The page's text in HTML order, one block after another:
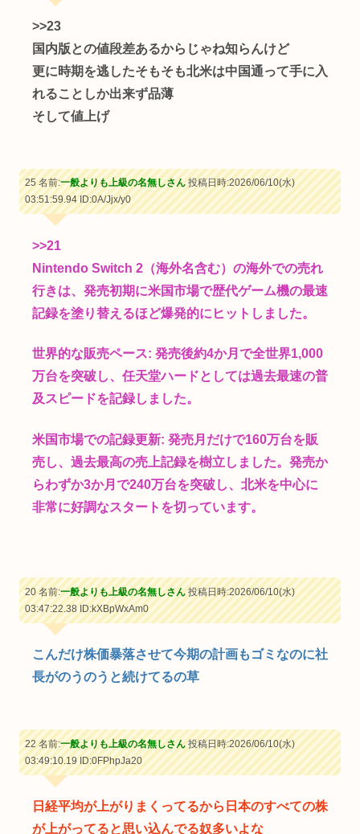
>>23
国内版との値段差あるからじゃね知らんけど
更に時期を逃したそもそも北米は中国通って手に入
れることしか出来ず品薄
そして値上げ
25 名前:一般よりも上級の名無しさん投稿日時:2026/06/10(水)
03:51:59.94ID:0A/Jjx/y0
>>21
Nintendo Switch 2（海外名含む）の海外での売れ
行きは、発売初期に米国市場で歴代ゲーム機の最速
記録を塗り替えるほど爆発的にヒットしました。
世界的な販売ペース: 発売後約4か月で全世界1,000
万台を突破し、任天堂ハードとしては過去最速の普
及スピードを記録しました。
米国市場での記録更新: 発売月だけで160万台を販
売し、過去最高の売上記録を樹立しました。発売か
らわずか3か月で240万台を突破し、北米を中心に
非常に好調なスタートを切っています。
20 名前:一般よりも上級の名無しさん投稿日時:2026/06/10(水)
03:47:22.38ID:kXBpWxAm0
こんだけ株価暴落させて今期の計画もゴミなのに社
長がのうのうと続けてるの草
22 名前:一般よりも上級の名無しさん投稿日時:2026/06/10(水)
03:49:10.19ID:0FPhpJa20
日経平均が上がりまくってるから日本のすべての株
が上がってると思い込んでる奴多いよな